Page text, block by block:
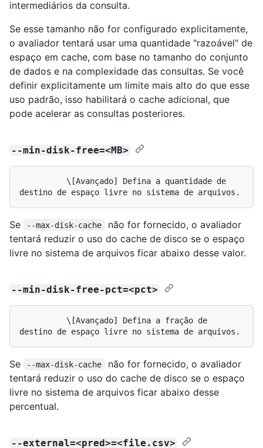
intermediários da consulta.
Se esse tamanho não for configurado explicitamente,
o avaliador tentará usar uma quantidade "razoável" de
espaço em cache, com base no tamanho do conjunto
de dados e na complexidade das consultas. Se você
definir explicitamente um limite mais alto do que esse
uso padrão, isso habilitará o cache adicional, que
pode acelerar as consultas posteriores.
--min-disk-free=<MB>
Se --max-disk-cache
não for fornecido, o avaliador
tentará reduzir o uso do cache de disco se o espaço
livre no sistema de arquivos ficar abaixo desse valor.
--min-disk-free-pct=<pct>
Se --max-disk-cache
não for fornecido, o avaliador
tentará reduzir o uso do cache de disco se o espaço
livre no sistema de arquivos ficar abaixo desse
percentual.
--external=<pred>=<file.csv>